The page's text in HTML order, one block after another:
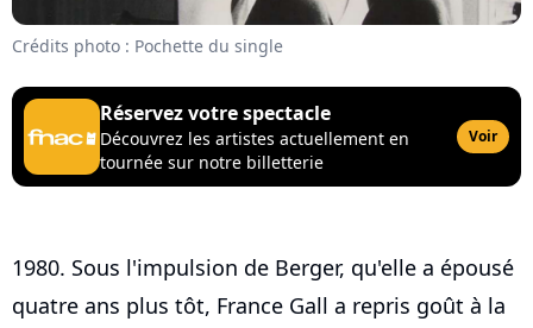
Crédits photo : Pochette du single
Réservez votre spectacle
Découvrez les artistes actuellement en
tournée sur notre billetterie
Voir
1980. Sous l'impulsion de Berger, qu'elle a épousé
quatre ans plus tôt, France Gall a repris goût à la